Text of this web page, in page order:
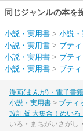
同じジャンルの本を
小説・実用書 > 小説
小説・実用書 > ブテ
小説・実用書 > ブテ
小説・実用書 > ブテ
漫画(まんが)・電子書
小説・実用書
ブティ
改訂版 大集合！めい
いろ・まちがいさがし